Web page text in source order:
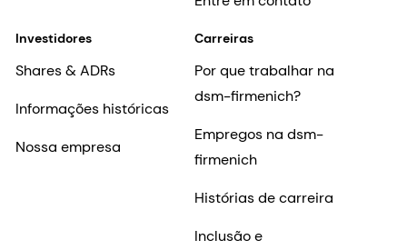
Investidores
Shares & ADRs
Informações históricas
Nossa empresa
Carreiras
Por que trabalhar na
dsm-firmenich?
Empregos na dsm-
firmenich
Histórias de carreira
Inclusão e